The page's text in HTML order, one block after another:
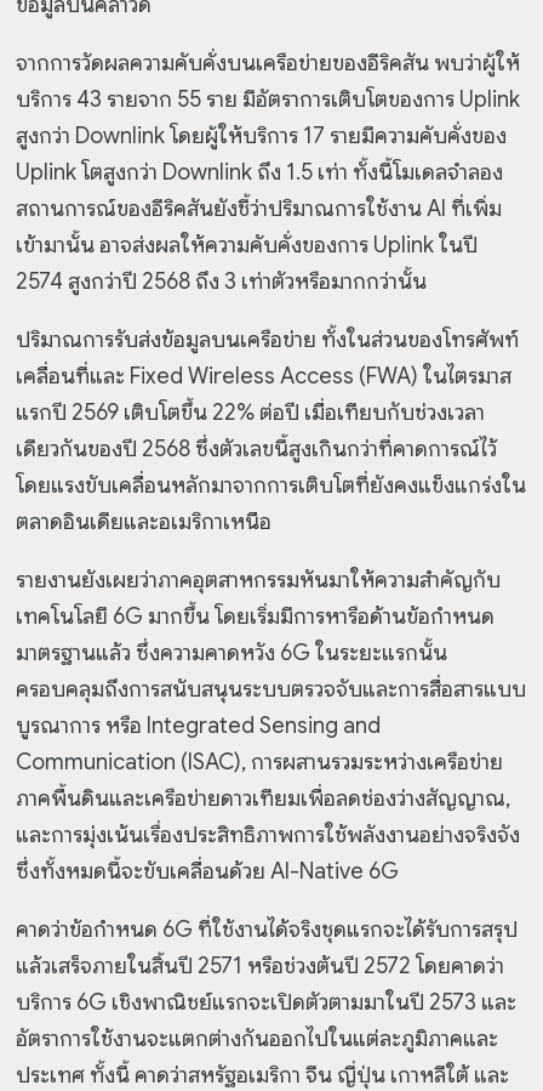
จากการวัดผลความคับคั่งบนเครือข่ายของอีริคสัน พบว่าผู้ให้
บริการ 43 รายจาก 55 ราย มีอัตราการเติบโตของการ Uplink
สูงกว่า Downlink โดยผู้ให้บริการ 17 รายมีความคับคั่งของ
Uplink โตสูงกว่า Downlink ถึง 1.5 เท่า ทั้งนี้โมเดลจำลอง
สถานการณ์ของอีริคสันยังชี้ว่าปริมาณการใช้งาน AI ที่เพิ่ม
เข้ามานั้น อาจส่งผลให้ความคับคั่งของการ Uplink ในปี
2574 สูงกว่าปี 2568 ถึง 3 เท่าตัวหรือมากกว่านั้น
ปริมาณการรับส่งข้อมูลบนเครือข่าย ทั้งในส่วนของโทรศัพท์
เคลื่อนที่และ Fixed Wireless Access (FWA) ในไตรมาส
แรกปี 2569 เติบโตขึ้น 22% ต่อปี เมื่อเทียบกับช่วงเวลา
เดียวกันของปี 2568 ซึ่งตัวเลขนี้สูงเกินกว่าที่คาดการณ์ไว้
โดยแรงขับเคลื่อนหลักมาจากการเติบโตที่ยังคงแข็งแกร่งใน
ตลาดอินเดียและอเมริกาเหนือ
รายงานยังเผยว่าภาคอุตสาหกรรมหันมาให้ความสำคัญกับ
เทคโนโลยี 6G มากขึ้น โดยเริ่มมีการหารือด้านข้อกำหนด
มาตรฐานแล้ว ซึ่งความคาดหวัง 6G ในระยะแรกนั้น
ครอบคลุมถึงการสนับสนุนระบบตรวจจับและการสื่อสารแบบ
บูรณาการ หรือ Integrated Sensing and
Communication (ISAC), การผสานรวมระหว่างเครือข่าย
ภาคพื้นดินและเครือข่ายดาวเทียมเพื่อลดช่องว่างสัญญาณ,
และการมุ่งเน้นเรื่องประสิทธิภาพการใช้พลังงานอย่างจริงจัง
ซึ่งทั้งหมดนี้จะขับเคลื่อนด้วย AI-Native 6G
คาดว่าข้อกำหนด 6G ที่ใช้งานได้จริงชุดแรกจะได้รับการสรุป
แล้วเสร็จภายในสิ้นปี 2571 หรือช่วงต้นปี 2572 โดยคาดว่า
บริการ 6G เชิงพาณิชย์แรกจะเปิดตัวตามมาในปี 2573 และ
อัตราการใช้งานจะแตกต่างกันออกไปในแต่ละภูมิภาคและ
ประเทศ ทั้งนี้ คาดว่าสหรัฐอเมริกา จีน ญี่ปุ่น เกาหลีใต้ และ